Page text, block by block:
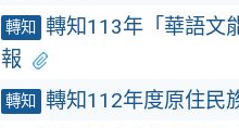
轉知
轉知113年「華語文
報
轉知 轉知112年度原住民